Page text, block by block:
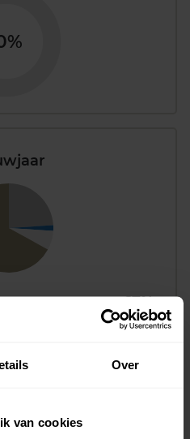
Over
van cookies
67%
7%
2%